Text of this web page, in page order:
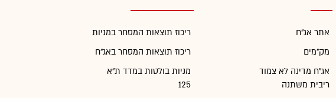
אתר אג"ח
מק"מים
אג"ח מדינה לא צמוד
ריבית משתנה
ריכוז תוצאות המסחר במניות
ריכוז תוצאות המסחר באג"ח
מניות בולטות במדד ת"א
125